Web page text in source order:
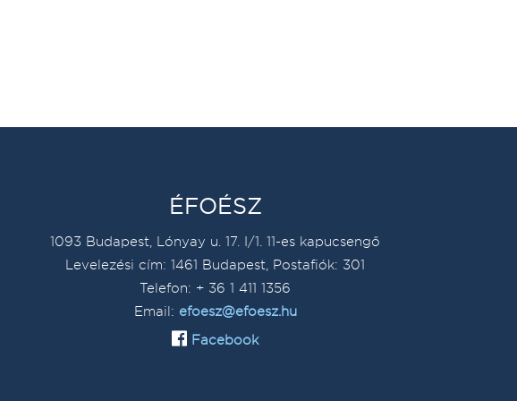
ÉFOÉSZ
1093 Budapest, Lónyay u. 17. I/1. 11-es kapucsengő
Levelezési cím: 1461 Budapest, Postafiók: 301
Telefon: + 36 1 411 1356
Email: efoesz@efoesz.hu
Facebook